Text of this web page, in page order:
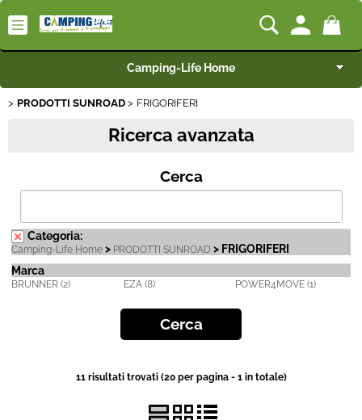
Camping-Life Home
Articoli per Camper e Caravan
Speciale Arredo
Campeggio e Giardino
PRODOTTI SUNROAD FRIGORIFERI
Ricerca avanzata
Cerca
Categoria:
Camping-Life Home > PRODOTTI SUNROAD > FRIGORIFERI
Marca
BRUNNER (2) EZA (8) POWER4MOVE (1)
11 risultati trovati (20 per pagina - 1 in totale)